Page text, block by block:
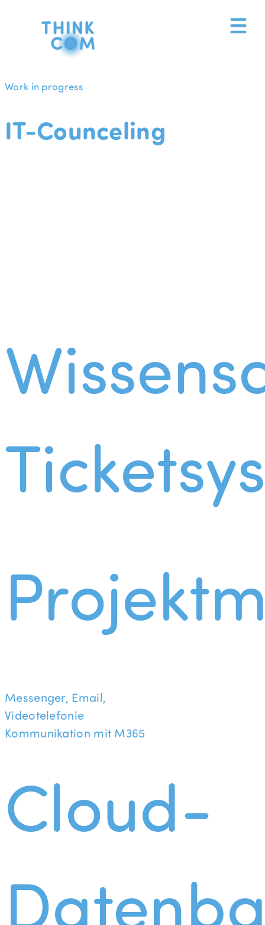
Work in progress
IT-Counceling
Messenger, Email,
Videotelefonie
Kommunikation mit M365
Cloud-